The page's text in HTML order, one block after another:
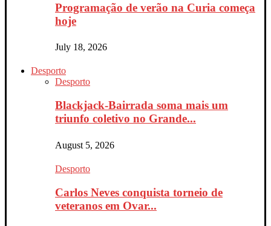
Programação de verão na Curia começa
hoje
July 18, 2026
Desporto
Desporto
Blackjack-Bairrada soma mais um
triunfo coletivo no Grande...
August 5, 2026
Desporto
Carlos Neves conquista torneio de
veteranos em Ovar...